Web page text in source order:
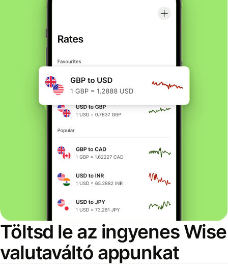
Töltsd le az ingyenes Wise
valutaváltó appunkat